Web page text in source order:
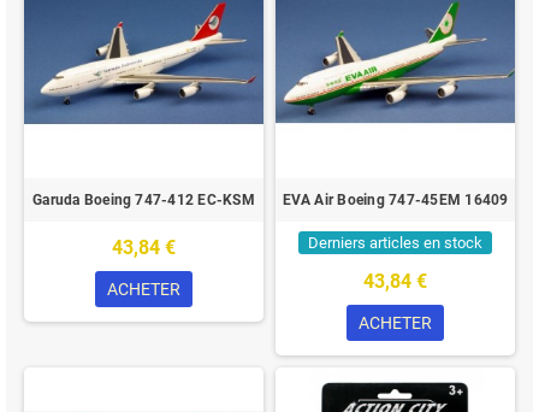
Garuda Boeing 747-412 EC-KSM
43,84 €
ACHETER
EVA Air Boeing 747-45EM 16409
Derniers articles en stock
43,84 €
ACHETER